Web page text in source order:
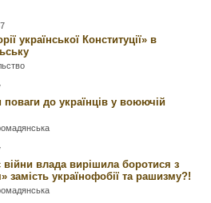
української Конституції» в
до українців у воюючій
війни влада вирішила боротися з
замість українофобії та рашизму?!